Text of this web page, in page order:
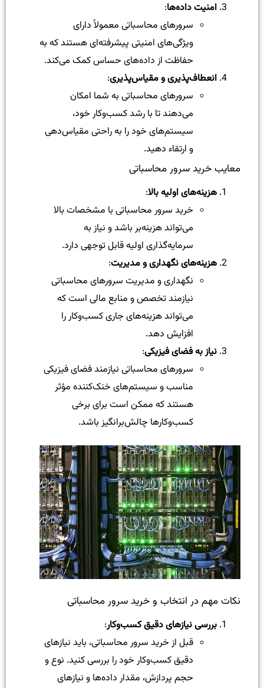
امنیت داده‌ها:
سرورهای محاسباتی معمولاً دارای
ویژگی‌های امنیتی پیشرفته‌ای هستند که به
حفاظت از داده‌های حساس کمک می‌کند.
انعطاف‌پذیری و مقیاس‌پذیری:
سرورهای محاسباتی به شما امکان
می‌دهند تا با رشد کسب‌وکار خود،
سیستم‌های خود را به راحتی مقیاس‌دهی
و ارتقاء دهید.
معایب خرید سرور محاسباتی
هزینه‌های اولیه بالا:
خرید سرور محاسباتی با مشخصات بالا
می‌تواند هزینه‌بر باشد و نیاز به
سرمایه‌گذاری اولیه قابل توجهی دارد.
هزینه‌های نگهداری و مدیریت:
نگهداری و مدیریت سرورهای محاسباتی
نیازمند تخصص و منابع مالی است که
می‌تواند هزینه‌های جاری کسب‌وکار را
افزایش دهد.
نیاز به فضای فیزیکی:
سرورهای محاسباتی نیازمند فضای فیزیکی
مناسب و سیستم‌های خنک‌کننده مؤثر
هستند که ممکن است برای برخی
کسب‌وکارها چالش‌برانگیز باشد.
نکات مهم در انتخاب و خرید سرور محاسباتی
بررسی نیازهای دقیق کسب‌وکار:
قبل از خرید سرور محاسباتی، باید نیازهای
دقیق کسب‌وکار خود را بررسی کنید. نوع و
حجم پردازش، مقدار داده‌ها و نیازهای